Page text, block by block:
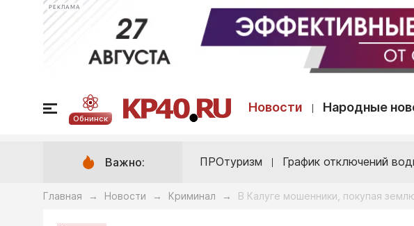
РЕКЛАМА
Обнинск
Новости Народные
Важно: ПРОтуризм График отключений
Главная → Новости → Криминал → В Калуге мошенники, покупая